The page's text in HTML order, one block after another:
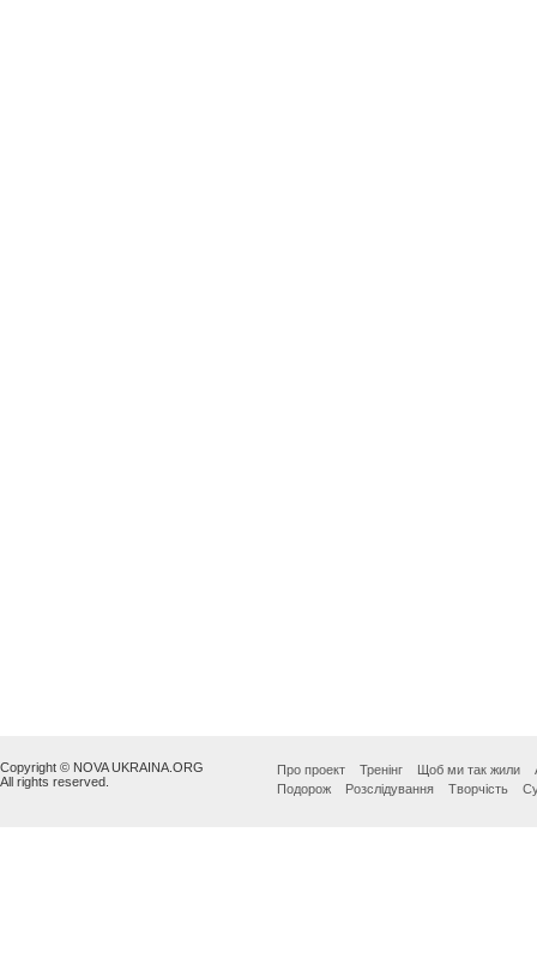
Copyright © NOVA UKRAINA.ORG
All rights reserved.
Про проект Тренінг Щоб ми так жили
Подорож
Розслідування Творчість